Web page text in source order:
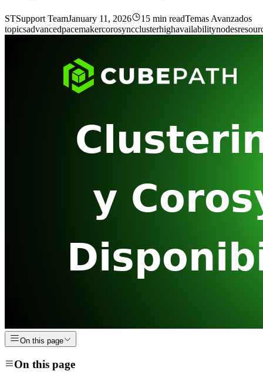
STSupport TeamJanuary 11, 2026 15 min readTemas Avanzados
topicsadvancedpacemakercorosyncclusterhighavailabilitynodes
On this page
On this page